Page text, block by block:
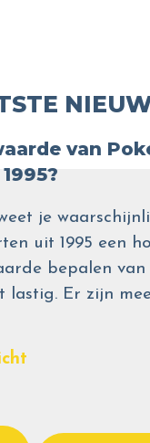
van
je
uit 1995 een
bepalen van
lastig. Er zijn